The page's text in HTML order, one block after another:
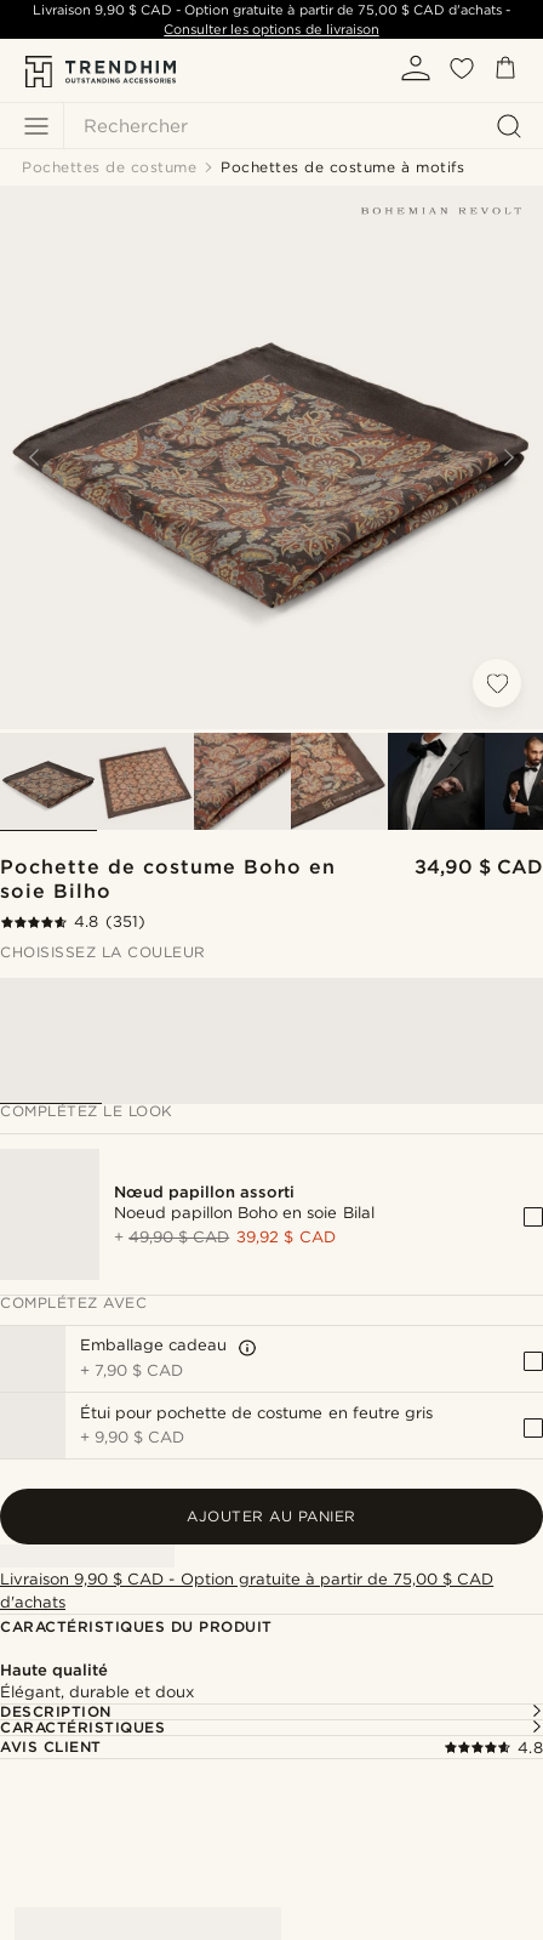
Rechercher
Livraison 9,90 $ CAD - Option gratuite à partir de 75,00 $ CAD d'achats -
Consulter les options de livraison
Pochettes de costume Pochettes de costume à motifs
Pochette de costume Boho en
soie Bilho
34,90 $ CAD
4.8 (351)
CHOISISSEZ LA COULEUR
COMPLÉTEZ LE LOOK
Nœud papillon assorti
Noeud papillon Boho en soie Bilal
+49,90 $ CAD 39,92 $ CAD
COMPLÉTEZ AVEC
Emballage cadeau
+ 7,90 $ CAD
Étui pour pochette de costume en feutre gris
+ 9,90 $ CAD
AJOUTER AU PANIER
Livraison 9,90 $ CAD - Option gratuite à partir de 75,00 $ CAD
d'achats
CARACTÉRISTIQUES DU PRODUIT
Haute qualité
Élégant, durable et doux
DESCRIPTION
CARACTÉRISTIQUES
AVIS CLIENT
4.8